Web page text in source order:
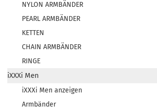
NYLON ARMBÄNDER
PEARL ARMBÄNDER
KETTEN
CHAIN ARMBÄNDER
RINGE
iXXXi Men
iXXXi Men anzeigen
Armbänder